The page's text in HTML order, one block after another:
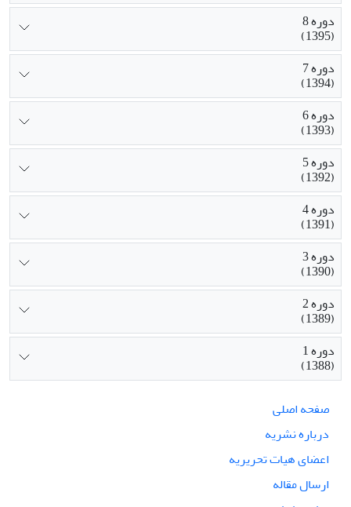
دوره 8
(1395)
دوره 7
(1394)
دوره 6
(1393)
دوره 5
(1392)
دوره 4
(1391)
دوره 3
(1390)
دوره 2
(1389)
دوره 1
(1388)
صفحه اصلی
درباره نشریه
اعضای هیات تحریریه
ارسال مقاله